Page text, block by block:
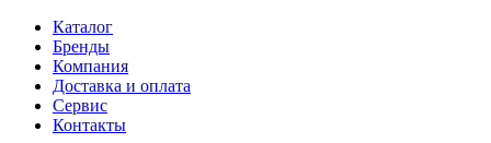
Каталог
Бренды
Компания
Доставка и оплата
Сервис
Контакты